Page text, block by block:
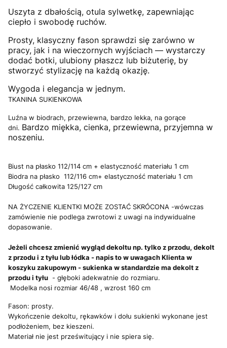
Uszyta z dbałością, otula sylwetkę, zapewniając
ciepło i swobodę ruchów.
Prosty, klasyczny fason sprawdzi się zarówno w
pracy, jak i na wieczornych wyjściach — wystarczy
dodać botki, ulubiony płaszcz lub biżuterię, by
stworzyć stylizację na każdą okazję.
Wygoda i elegancja w jednym.
TKANINA SUKIENKOWA
Luźna w biodrach, przewiewna, bardzo lekka, na gorące
dni. Bardzo miękka, cienka, przewiewna, przyjemna w
noszeniu.
Biust na płasko 112/114 cm + elastyczność materiału 1 cm
Biodra na płasko 112/116 cm+ elastyczność materiału 1 cm
Długość całkowita 125/127 cm
NA ŻYCZENIE KLIENTKI MOŻE ZOSTAĆ SKRÓCONA -wówczas
zamówienie nie podlega zwrotowi z uwagi na indywidualne
dopasowanie.
Jeżeli chcesz zmienić wygląd dekoltu np. tylko z przodu, dekolt
z przodu i z tyłu lub łódka - napis to w uwagach Klienta w
koszyku zakupowym - sukienka w standardzie ma dekolt z
przodu i tyłu - głęboki adekwatnie do rozmiaru.
Modelka nosi rozmiar 46/48 , wzrost 160 cm
Fason: prosty.
Wykończenie dekoltu, rękawków i dołu sukienki wykonane jest
podłożeniem, bez kieszeni.
Materiał nie jest prześwitujący i nie spiera się.